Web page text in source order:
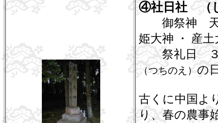
④社日社 （
御祭神 天照
姫大神 ・ 産土
祭礼日 ３月
（つちのえ） の
古くに中国よ
り、春の農事